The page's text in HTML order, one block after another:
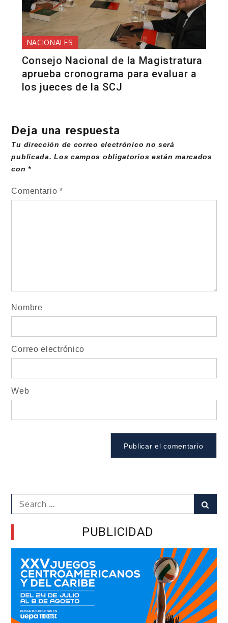
NACIONALES
Consejo Nacional de la Magistratura
aprueba cronograma para evaluar a
los jueces de la SCJ
Deja una respuesta
Tu dirección de correo electrónico no será
publicada. Los campos obligatorios están marcados
con*
Comentario*
Nombre
Correo electrónico
Web
Search
for:
PUBLICIDAD